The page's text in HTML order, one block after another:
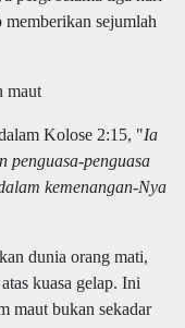
sejumlah
maut
Kolose 2:15, "Ia
penguasa-penguasa
kemenangan-Nya
dunia orang mati,
kuasa gelap. Ini
maut bukan sekadar